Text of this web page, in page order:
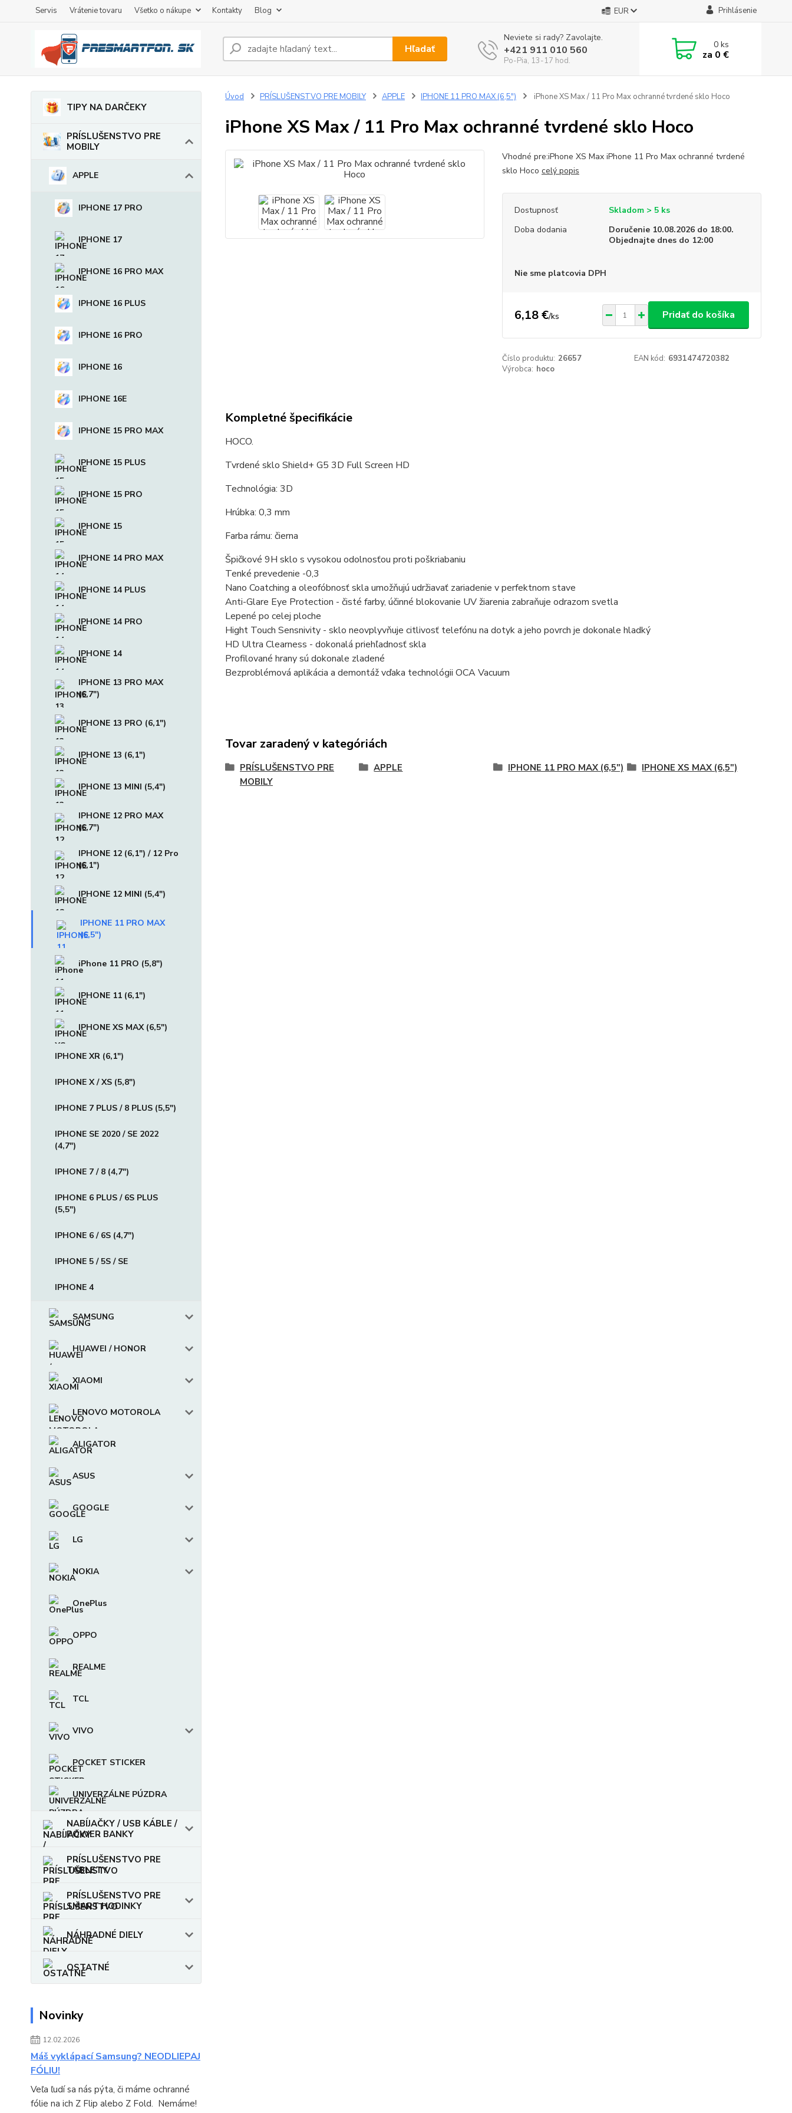
Servis Vrátenie tovaru Všetko o nákupe Kontakty Blog EUR Prihlásenie
Hľadať
Neviete si rady? Zavolajte.
+421 911 010 560
Po-Pia, 13-17 hod.
0ks
za 0 €
TIPY NA DARČEKY
PRÍSLUŠENSTVO PRE
MOBILY
APPLE
IPHONE 17 PRO
IPHONE 17
IPHONE 16 PRO MAX
IPHONE 16 PLUS
IPHONE 16 PRO
IPHONE 16
IPHONE 16E
IPHONE 15 PRO MAX
IPHONE 15 PLUS
IPHONE 15 PRO
IPHONE 15
IPHONE 14 PRO MAX
IPHONE 14 PLUS
IPHONE 14 PRO
IPHONE 14
IPHONE 13 PRO MAX
(6,7")
IPHONE 13 PRO (6,1")
IPHONE 13 (6,1")
IPHONE 13 MINI (5,4")
IPHONE 12 PRO MAX
(6,7")
IPHONE 12 (6,1") / 12 Pro
(6,1")
IPHONE 12 MINI (5,4")
IPHONE 11 PRO MAX
(6,5")
iPhone 11 PRO (5,8")
IPHONE 11 (6,1")
IPHONE XS MAX (6,5")
IPHONE XR (6,1")
IPHONE X / XS (5,8")
IPHONE 7 PLUS / 8 PLUS (5,5")
IPHONE SE 2020 / SE 2022
(4,7")
IPHONE 7 / 8 (4,7")
IPHONE 6 PLUS / 6S PLUS
(5,5")
IPHONE 6 / 6S (4,7")
IPHONE 5 / 5S / SE
IPHONE 4
SAMSUNG
HUAWEI / HONOR
XIAOMI
LENOVO MOTOROLA
ALIGATOR
ASUS
GOOGLE
LG
NOKIA
OnePlus
OPPO
REALME
TCL
VIVO
POCKET STICKER
UNIVERZÁLNE PÚZDRA
NABÍJAČKY / USB KÁBLE /
POWER BANKY
PRÍSLUŠENSTVO PRE
TABLETY
PRÍSLUŠENSTVO PRE
SMART HODINKY
NÁHRADNÉ DIELY
OSTATNÉ
Novinky
12.02.2026
Máš vyklápací Samsung? NEODLIEPAJ
FÓLIU!
Veľa ľudí sa nás pýta, či máme ochranné
fólie na ich Z Flip alebo Z Fold. Nemáme!
Úvod PRÍSLUŠENSTVO PRE MOBILY APPLE IPHONE 11 PRO MAX (6,5") iPhone XS Max / 11 Pro Max ochranné tvrdené sklo Hoco
iPhone XS Max / 11 Pro Max ochranné tvrdené sklo Hoco
Vhodné pre:iPhone XS Max iPhone 11 Pro Max ochranné tvrdené
sklo Hoco celý popis
Dostupnosť
Skladom > 5 ks
Doba dodania
Doručenie 10.08.2026 do 18:00.
Objednajte dnes do 12:00
Nie sme platcovia DPH
6,18 €/ks Pridať do košíka
Číslo produktu: 26657 EAN kód: 6931474720382
Výrobca: hoco
Kompletné špecifikácie
HOCO.
Tvrdené sklo Shield+ G5 3D Full Screen HD
Technológia: 3D
Hrúbka: 0,3 mm
Farba rámu: čierna
Špičkové 9H sklo s vysokou odolnosťou proti poškriabaniu
Tenké prevedenie -0,3
Nano Coatching a oleofóbnosť skla umožňujú udržiavať zariadenie v perfektnom stave
Anti-Glare Eye Protection - čisté farby, účinné blokovanie UV žiarenia zabraňuje odrazom svetla
Lepené po celej ploche
Hight Touch Sensnivity - sklo neovplyvňuje citlivosť telefónu na dotyk a jeho povrch je dokonale hladký
HD Ultra Clearness - dokonalá priehľadnosť skla
Profilované hrany sú dokonale zladené
Bezproblémová aplikácia a demontáž vďaka technológii OCA Vacuum
Tovar zaradený v kategóriách
PRÍSLUŠENSTVO PRE
MOBILY
APPLE IPHONE 11 PRO MAX (6,5") IPHONE XS MAX (6,5")